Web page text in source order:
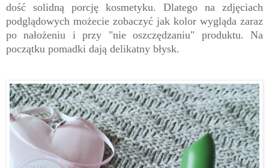
dość solidną porcję kosmetyku. Dlatego na zdjęciach
podglądowych możecie zobaczyć jak kolor wygląda zaraz
po nałożeniu i przy "nie oszczędzaniu" produktu. Na
początku pomadki dają delikatny błysk.